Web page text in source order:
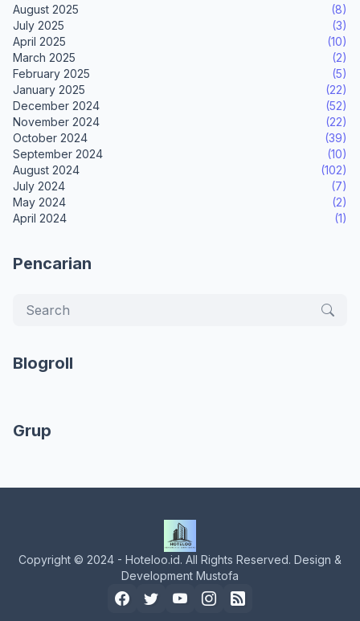
August 2025
(8)
July 2025
(3)
April 2025
(10)
March 2025
(2)
February 2025
(5)
January 2025
(22)
December 2024
(52)
November 2024
(22)
October 2024
(39)
September 2024
(10)
August 2024
(102)
July 2024
(7)
May 2024
(2)
April 2024
(1)
Pencarian
Blogroll
Grup
Copyright © 2024 - Hoteloo.id. All Rights Reserved. Design &
Development Mustofa